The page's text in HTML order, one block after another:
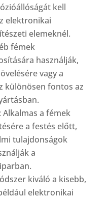
kell
elektronikai
elemeknél.
fémek
használják,
vagy a
különösen fontos az
Alkalmas a fémek
a festés előtt,
tulajdonságok
a
kiváló a kisebb,
elektronikai